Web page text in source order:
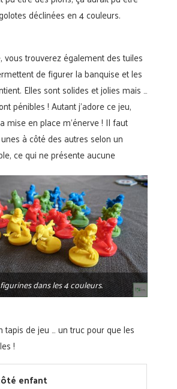
déclinées en 4 couleurs.
dans les 4 couleurs.
vous trouverez également des tuiles
de figurer la banquise et les
Elles sont solides et jolies mais …
pénibles ! Autant j’adore ce jeu,
mise en place m’énerve ! Il faut
à côté des autres selon un
ce qui ne présente aucune
de jeu … un truc pour que les
!
enfant